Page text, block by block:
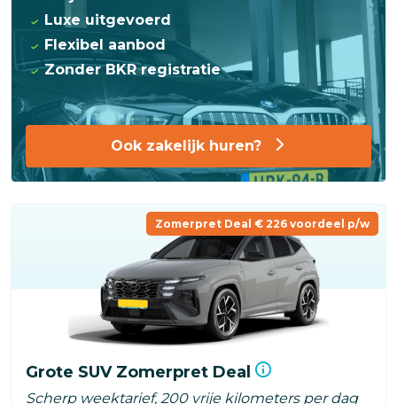
Luxe uitgevoerd
Flexibel aanbod
Zonder BKR registratie
Ook zakelijk huren?
Zomerpret Deal € 226 voordeel p/w
Grote SUV Zomerpret Deal
Scherp weektarief, 200 vrije kilometers per dag